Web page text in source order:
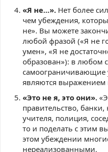
«Я не…». Нет более
чем убеждения,
не». Вы можете
любой фразой («Я не
умен», «Я не
образован»): в любом
самоограничивающие
являются выражением
«Это не я, это они».
правительство,
учителя, полиция,
то и поделать с этим
этом убеждении
нереализованными.